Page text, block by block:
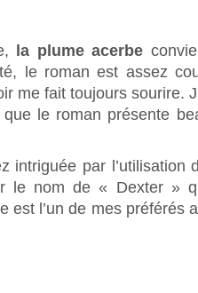
la plume acerbe
le roman est assez
me fait toujours sourire.
le roman présente
intriguée par l’utilisation
le nom de « Dexter »
est l’un de mes préférés